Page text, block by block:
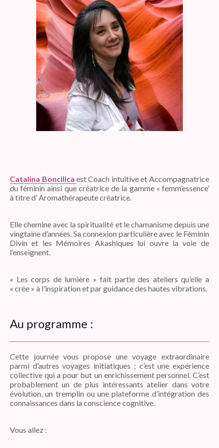
Catalina Boncilicaest Coach intuitive et Accompagnatrice
du féminin ainsi que créatrice de la gamme « femm’essence’
à titre d’ Aromathérapeute créatrice.
Elle chemine avec la spiritualité et le chamanisme depuis une
vingtaine d’années. Sa connexion particulière avec le Féminin
Divin et les Mémoires Akashiques lui ouvre la voie de
l’enseignent.
« Les corps de lumière » fait partie des ateliers qu’elle a
« crée » à l’inspiration et par guidance des hautes vibrations.
Au programme :
Cette journée vous propose une voyage extraordinaire
parmi d’autres voyages initiatiques ; c’est une expérience
collective qui a pour but un enrichissement personnel. C’est
probablement un de plus intéressants atelier dans votre
évolution, un tremplin ou une plateforme d’intégration des
connaissances dans la conscience cognitive.
Vous allez :